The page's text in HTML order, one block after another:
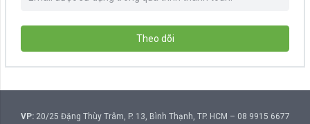
Theo dõi
VP:20/25 Đặng Thùy Trâm, P. 13, Bình Thạnh, TP. HCM – 08 9915 6677